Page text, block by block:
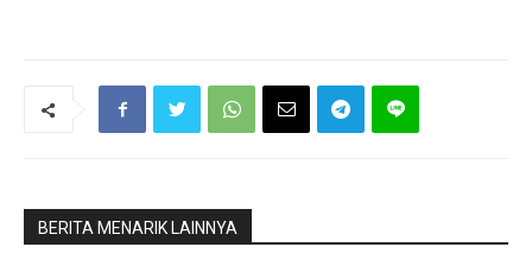
BERITA MENARIK LAINNYA